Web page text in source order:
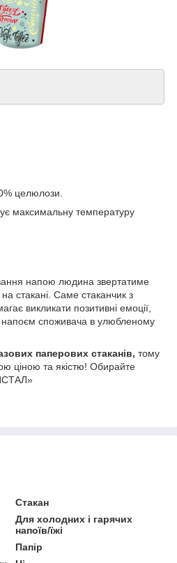
целюлози.
максимальну температуру
напою людина звертатиме
стакані. Саме стаканчик з
викликати позитивні емоції,
споживача в улюбленому
паперових стаканів, тому
ціною та якістю! Обирайте
Стакан
Для холодних і гарячих
напоїв/їжі
Папір